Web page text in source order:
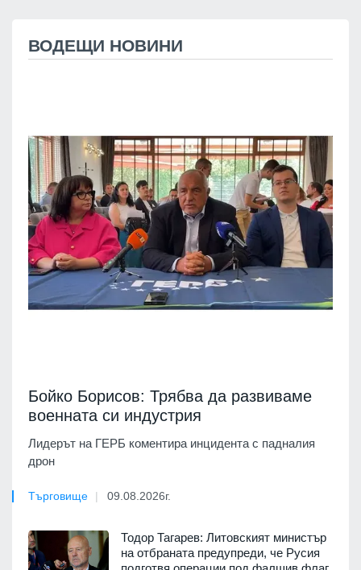
ВОДЕЩИ НОВИНИ
Бойко Борисов: Трябва да развиваме
военната си индустрия
Лидерът на ГЕРБ коментира инцидента с падналия
дрон
Търговище 09.08.2026г.
Тодор Тагарев: Литовският министър
на отбраната предупреди, че Русия